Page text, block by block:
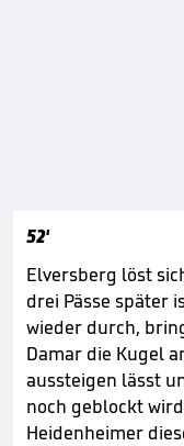
52'
Elversberg löst
drei Pässe später
wieder durch,
Damar die Kugel
aussteigen lässt
noch geblockt
Heidenheimer